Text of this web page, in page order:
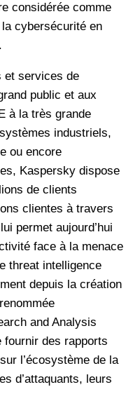
considérée comme
cybersécurité en
et services de
public et aux
à la très grande
industriels,
ou encore
Kaspersky dispose
de clients
clientes à travers
permet aujourd’hui
face à la menace
threat intelligence
depuis la création
and Analysis
fournir des rapports
l’écosystème de la
d’attaquants, leurs